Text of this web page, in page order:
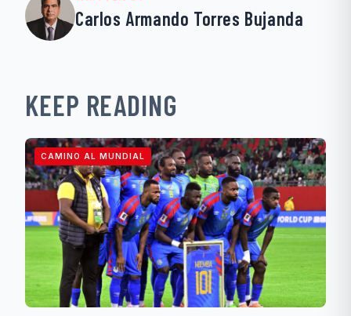
Carlos Armando Torres Bujanda
KEEP READING
CAMINO AL MUNDIAL